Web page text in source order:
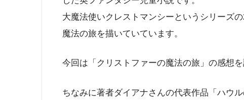
大魔法使いクレストマンシーというシリーズ
魔法の旅を描いていています。
今回は「クリストファーの魔法の旅」の感想
ちなみに著者ダイアナさんの代表作品「ハウ